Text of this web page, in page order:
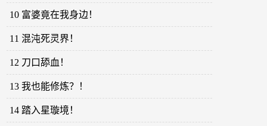
10 富婆竟在我身边！
11 混沌死灵界！
12 刀口舔血！
13 我也能修炼？！
14 踏入星璇境！